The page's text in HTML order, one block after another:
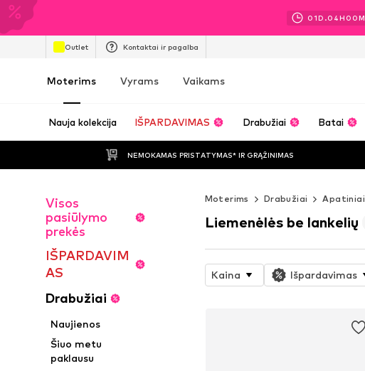
01D.04H 00M
Outlet Kontaktai ir pagalba
Moterims Vyrams Vaikams
Nauja kolekcija IŠPARDAVIMAS Drabužiai Batai
NEMOKAMAS PRISTATYMAS* IR GRĄŽINIMAS
Visos
pasiūlymo
prekės
IŠPARDAVIM
AS
Drabužiai
Naujienos
Šiuo metu
paklausu
Moterims Drabužiai Apatiniai
Liemenėlės be lankelių
Kaina Išpardavimas